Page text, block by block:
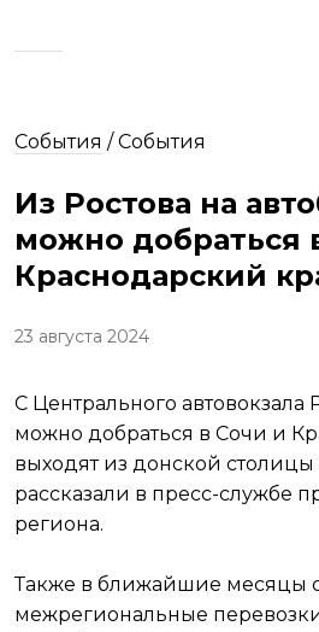
События /События
Из Ростова на
можно добраться
Краснодарский
23 августа 2024
С Центрального автовокзала
можно добраться в Сочи и
выходят из донской
рассказали в пресс-службе
региона.
Также в ближайшие месяцы
межрегиональные